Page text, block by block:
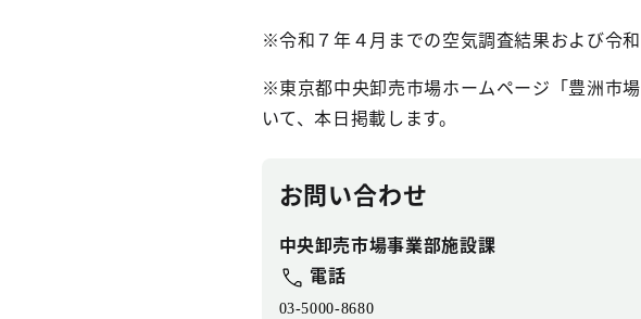
※令和７年４月までの空気調査結果および令
※東京都中央卸売市場ホームページ「豊洲市
いて、本日掲載します。
お問い合わせ
中央卸売市場事業部施設課
電話
03-5000-8680